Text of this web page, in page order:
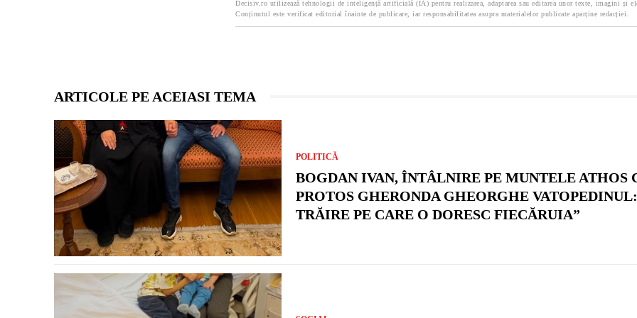
Decisiv.ro utilizează tehnologii de inteligență artificială (IA) pentru realizarea, adaptarea sau editarea unor texte, imagini și
Conținutul este verificat editorial înainte de publicare, iar responsabilitatea asupra materialelor publicate aparține redacției.
ARTICOLE PE ACEIASI TEMA
POLITICĂ
BOGDAN IVAN, ÎNTÂLNIRE PE MUNTELE ATHOS
PROTOS GHERONDA GHEORGHE
TRĂIRE PE CARE O DORESC FIECĂRUIA”